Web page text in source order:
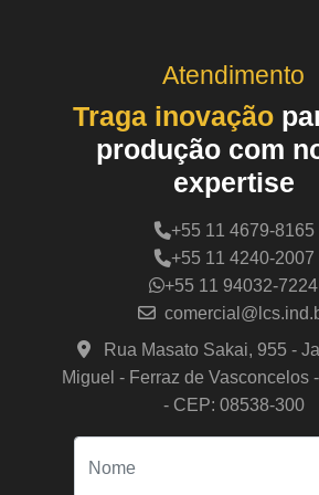
Atendimento
Traga inovação
produção com
expertise
+55 11 4679-8165
+55 11 4240-2007
+55 11 94032-7224
Rua Masato Sakai, 955 -
Miguel - Ferraz de Vasconcelos
- CEP: 08538-300